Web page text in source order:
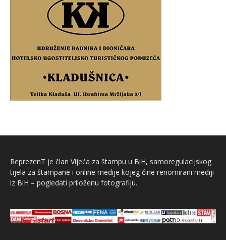
ReprezenT je član Vijeća za štampu u BiH, samoregulacijskog
tijela za štampane i online medije kojeg čine renomirani mediji
iz BiH – pogledati priloženu fotografiju.